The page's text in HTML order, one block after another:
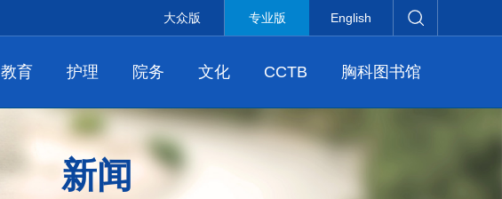
大众版 专业版 English
教育 护理 院务 文化 CCTB 胸科图书馆
新闻